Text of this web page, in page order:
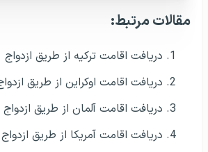
مقالات مرتبط:
دریافت اقامت ترکیه از طریق ازدواج
دریافت اقامت اوکراین از طریق
دریافت اقامت آلمان از طریق ازدواج
دریافت اقامت آمریکا از طریق ازدواج